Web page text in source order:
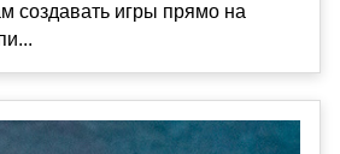
создавать игры прямо на